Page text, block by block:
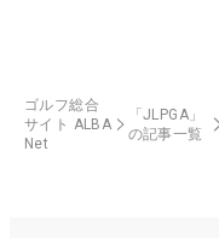
ゴルフ総合
サイト ALBA
Net
「JLPGA」
の記事一覧